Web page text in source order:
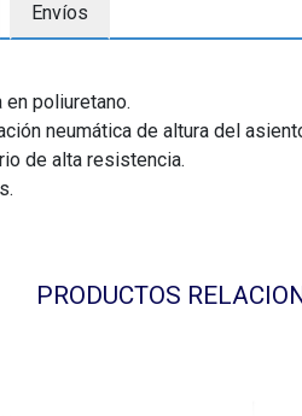
Envíos
poliuretano.
neumática de altura del
de alta resistencia.
PRODUCTOS